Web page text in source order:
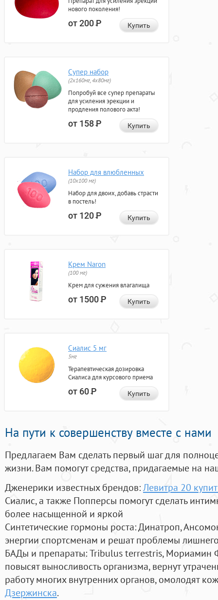
нового поколения!
от 200Р Купить
Супер набор
(2х160мг, 4х80мг)
Попробуй все супер препараты
для усиления эрекции и
продления полового акта!
от 158Р Купить
Набор для влюбленных
(10х100 мг)
Набор для двоих, добавь страсти
в постель!
от 120Р Купить
Крем Naron
(100 мг)
Крем для сужения влагалища
от 1500Р Купить
Сиалис 5 мг
5мг
Терапевтическая дозировка
Сиалиса для курсового приема
от 60Р Купить
На пути к совершенству вместе с нами
Предлагаем Вам сделать первый шаг для
жизни. Вам помогут средства, придагаемые на
Дженерики известных брендов:Левитра 20
Сиалис, а также Попперсы помогут сделать
более насыщенной и яркой
Синтетические гормоны роста: Динатроп,
энергии спортсменам и решат проблемы
БАДы и препараты:Tribulus terrestris, Мориамин
повысят выносливость организма, вернут
работу многих внутренних органов, омолодят
Дзержинска.